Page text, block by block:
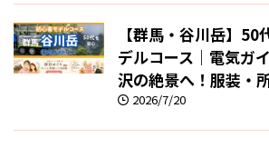
【群馬・谷川岳】
デルコース｜電気ガ
沢の絶景へ！服装・
2026/7/20